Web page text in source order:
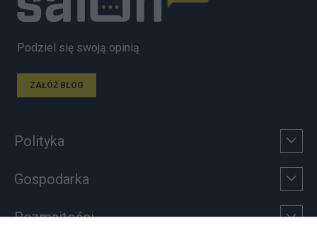
Podziel się swoją opinią
ZAŁÓŻ BLOG
Polityka
Gospodarka
Rozmaitości